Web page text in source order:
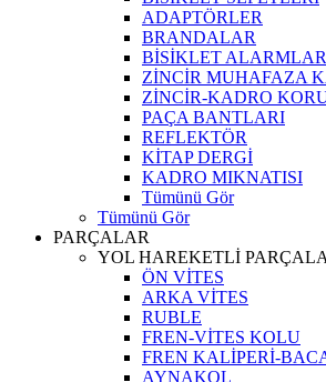
ADAPTÖRLER
BRANDALAR
BİSİKLET
ZİNCİR MUHAFAZA
ZİNCİR-KADRO
PAÇA BANTLARI
REFLEKTÖR
KİTAP DERGİ
KADRO MIKNATISI
Tümünü Gör
Tümünü Gör
PARÇALAR
YOL HAREKETLİ
ÖN VİTES
ARKA VİTES
RUBLE
FREN-VİTES KOLU
FREN KALİPERİ-
AYNAKOL